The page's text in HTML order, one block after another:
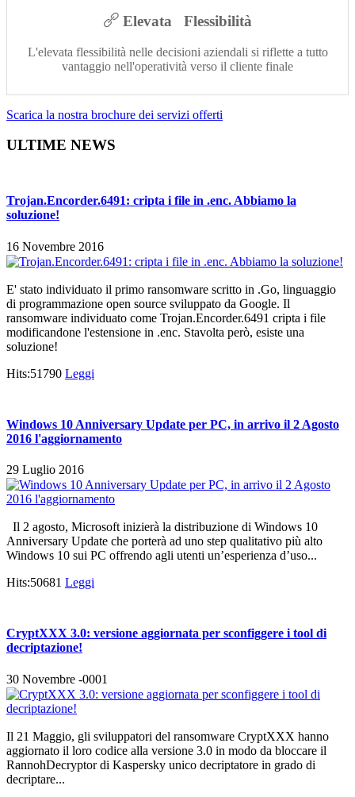
Elevata Flessibilità
L'elevata flessibilità nelle decisioni aziendali si riflette a tutto
vantaggio nell'operatività verso il cliente finale
Scarica la nostra brochure dei servizi offerti
ULTIME NEWS
Trojan.Encorder.6491: cripta i file in .enc. Abbiamo la
soluzione!
16 Novembre 2016
E' stato individuato il primo ransomware scritto in .Go, linguaggio
di programmazione open source sviluppato da Google. Il
ransomware individuato come Trojan.Encorder.6491 cripta i file
modificandone l'estensione in .enc. Stavolta però, esiste una
soluzione!
Hits:51790 Leggi
Windows 10 Anniversary Update per PC, in arrivo il 2 Agosto
2016 l'aggiornamento
29 Luglio 2016
Il 2 agosto, Microsoft inizierà la distribuzione di Windows 10
Anniversary Update che porterà ad uno step qualitativo più alto
Windows 10 sui PC offrendo agli utenti un’esperienza d’uso...
Hits:50681 Leggi
CryptXXX 3.0: versione aggiornata per sconfiggere i tool di
decriptazione!
30 Novembre -0001
Il 21 Maggio, gli sviluppatori del ransomware CryptXXX hanno
aggiornato il loro codice alla versione 3.0 in modo da bloccare il
RannohDecryptor di Kaspersky unico decriptatore in grado di
decriptare...